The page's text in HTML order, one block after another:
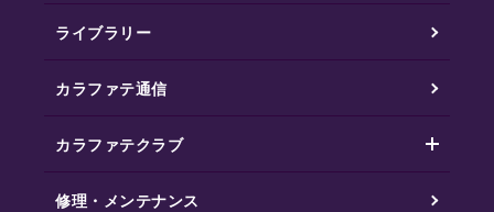
ライブラリー
カラファテ通信
カラファテクラブ
修理・メンテナンス